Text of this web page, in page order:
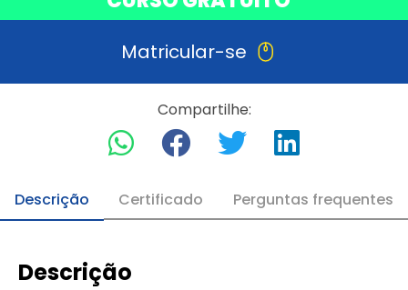
Matricular-se
Compartilhe:
Descrição Certificado Perguntas frequentes
Descrição